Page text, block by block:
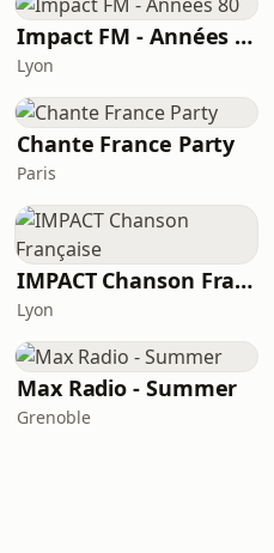
Impact FM - Années 80
Lyon
Chante France Party
Paris
IMPACT Chanson Française
Lyon
Max Radio - Summer
Grenoble